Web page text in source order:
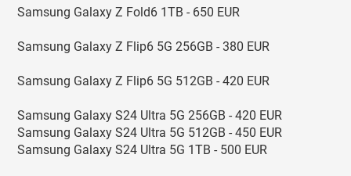
Samsung Galaxy Z Fold6 1TB - 650 EUR
Samsung Galaxy Z Flip6 5G 256GB - 380 EUR
Samsung Galaxy Z Flip6 5G 512GB - 420 EUR
Samsung Galaxy S24 Ultra 5G 256GB - 420 EUR
Samsung Galaxy S24 Ultra 5G 512GB - 450 EUR
Samsung Galaxy S24 Ultra 5G 1TB - 500 EUR